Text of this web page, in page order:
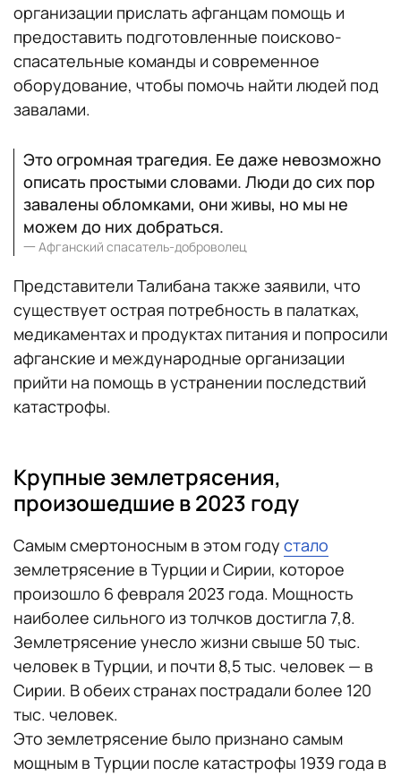
организации прислать афганцам помощь и
предоставить подготовленные поисково-
спасательные команды и современное
оборудование, чтобы помочь найти людей под
завалами.
Это огромная трагедия. Ее даже невозможно
описать простыми словами. Люди до сих пор
завалены обломками, они живы, но мы не
можем до них добраться.
一 Афганский спасатель-доброволец
Представители Талибана также заявили, что
существует острая потребность в палатках,
медикаментах и ​​продуктах питания и попросили
афганские и международные организации
прийти на помощь в устранении последствий
катастрофы.
Крупные землетрясения,
произошедшие в 2023 году
Самым смертоносным в этом году стало
землетрясение в Турции и Сирии, которое
произошло 6 февраля 2023 года. Мощность
наиболее сильного из толчков достигла 7,8.
Землетрясение унесло жизни свыше 50 тыс.
человек в Турции, и почти 8,5 тыс. человек — в
Сирии. В обеих странах пострадали более 120
тыс. человек.
Это землетрясение было признано самым
мощным в Турции после катастрофы 1939 года в